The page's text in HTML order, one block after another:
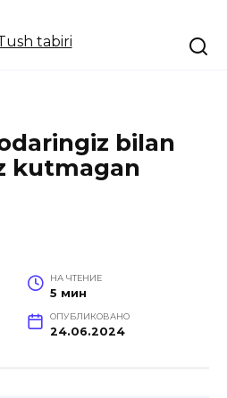
bilan
kutmagan
НА ЧТЕНИЕ
5 мин
ОПУБЛИКОВАНО
24.06.2024